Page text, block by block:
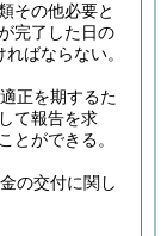
その他必要と
完了した日の
ばならない。
正を期するた
て報告を求
とができる。
の交付に関し